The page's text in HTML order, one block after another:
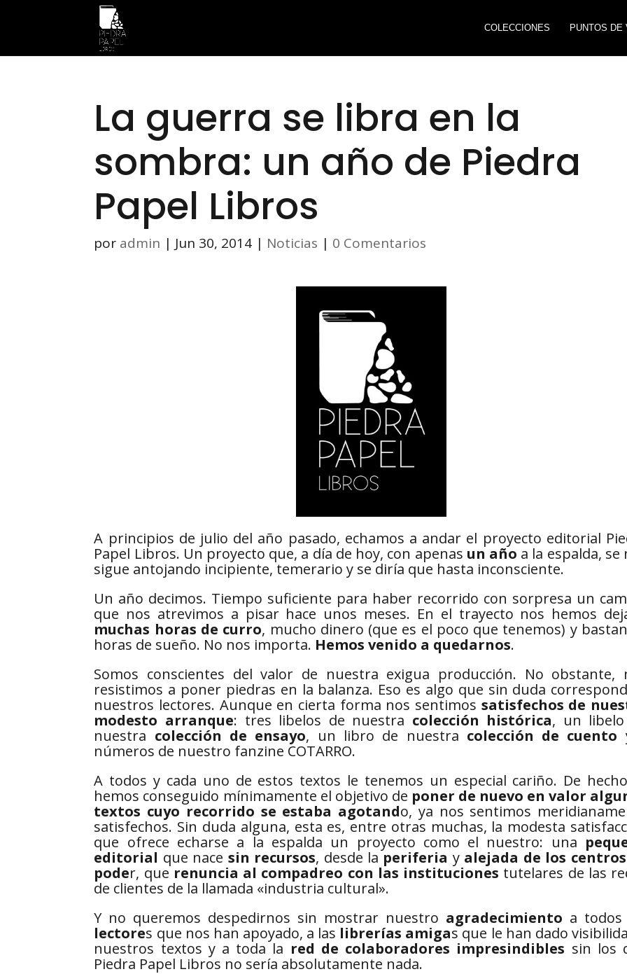
COLECCIONES PUNTOS DE
La guerra se libra en la
sombra: un año de Piedra
Papel Libros
por admin | Jun 30, 2014 | Noticias | 0 Comentarios
A principios de julio del año pasado, echamos a andar el proyecto editorial
Papel Libros. Un proyecto que, a día de hoy, con apenas un año a la espalda, se
sigue antojando incipiente, temerario y se diría que hasta inconsciente.
Un año decimos. Tiempo suficiente para haber recorrido con sorpresa un
que nos atrevimos a pisar hace unos meses. En el trayecto nos hemos
muchas horas de curro, mucho dinero (que es el poco que tenemos) y
horas de sueño. No nos importa. Hemos venido a quedarnos.
Somos conscientes del valor de nuestra exigua producción. No obstante,
resistimos a poner piedras en la balanza. Eso es algo que sin duda
nuestros lectores. Aunque en cierta forma nos sentimos satisfechos de
modesto arranque: tres libelos de nuestra colección histórica, un
nuestra colección de ensayo, un libro de nuestra colección de cuento
números de nuestro fanzine COTARRO.
A todos y cada uno de estos textos le tenemos un especial cariño. De
hemos conseguido mínimamente el objetivo de poner de nuevo en valor
textos cuyo recorrido se estaba agotando, ya nos sentimos
satisfechos. Sin duda alguna, esta es, entre otras muchas, la modesta
que ofrece echarse a la espalda un proyecto como el nuestro: una
editorial que nace sin recursos, desde laperiferia y alejada de los
poder, que renuncia al compadreo con las instituciones tutelares de las
de clientes de la llamada «industria cultural».
Y no queremos despedirnos sin mostrar nuestro agradecimiento a todos
lectores que nos han apoyado, a las librerías amigas que le han dado
nuestros textos y a toda la red de colaboradores impresindibles sin los
Piedra Papel Libros no sería absolutamente nada.